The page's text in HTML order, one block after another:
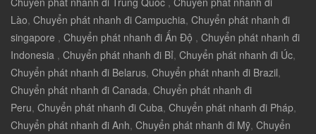
Lào, Chuyển phát nhanh đi Campuchia, Chuyển phát nhanh đi
singapore , Chuyển phát nhanh đi Ấn Độ , Chuyển phát nhanh đi
Indonesia , Chuyển phát nhanh đi Bỉ, Chuyển phát nhanh đi Úc,
Chuyển phát nhanh đi Belarus, Chuyển phát nhanh đi Brazil,
Chuyển phát nhanh đi Canada, Chuyển phát nhanh đi
Peru, Chuyển phát nhanh đi Cuba, Chuyển phát nhanh đi Pháp,
Chuyển phát nhanh đi Anh, Chuyển phát nhanh đi Mỹ, Chuyển